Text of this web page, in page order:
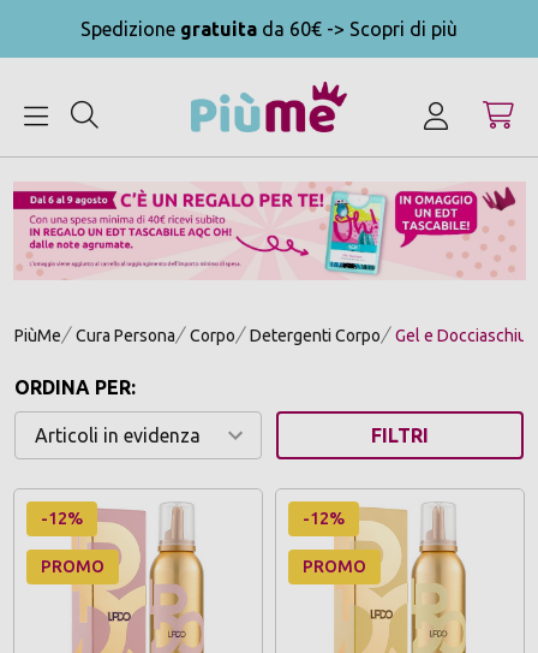
Spedizione gratuita da 60€ -> Scopri di più
PiùMe Cura Persona Corpo Detergenti Corpo Gel e
ORDINA PER:
FILTRI
-12%
PROMO
-12%
PROMO